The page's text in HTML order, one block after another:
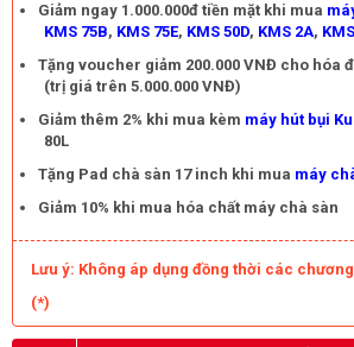
- Trước khi vận hành, người dùng cần
định không. Việc này giúp chúng ta phát
Giảm ngay 1.000.000đ tiền mặt khi mua
KMS 75B, KMS 75E, KMS 50D, KMS 2A,
Tặng voucher giảm 200.000 VNĐ cho hóa
(trị giá trên 5.000.000 VNĐ)
Giảm thêm 2% khi mua kèm máy hút bụi
80L
Tặng Pad chà sàn 17 inch khi mua máy
Giảm 10% khi mua hóa chất máy chà sàn
Lưu ý: Không áp dụng đồng thời các
(*)